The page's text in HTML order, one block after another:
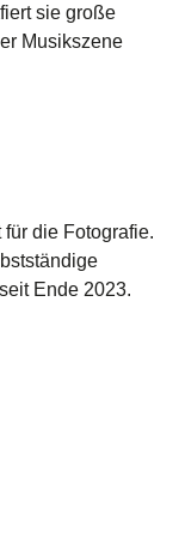
sie große
Musikszene
die Fotografie.
Ende 2023.